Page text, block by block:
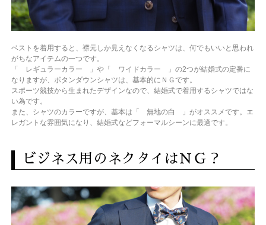
ベストを着用すると、襟元しか見えなくなるシャツは、何でもいいと思われ
がちなアイテムの一つです。
「 レギュラーカラー 」や「 ワイドカラー 」の2つが結婚式の定番に
なりますが、ボタンダウンシャツは、基本的にＮＧです。
スポーツ競技から生まれたデザインなので、結婚式で着用するシャツではな
い為です。
また、シャツのカラーですが、基本は「 無地の白 」がオススメです。エ
レガントな雰囲気になり、結婚式などフォーマルシーンに最適です。
ビジネス用のネクタイはＮＧ？